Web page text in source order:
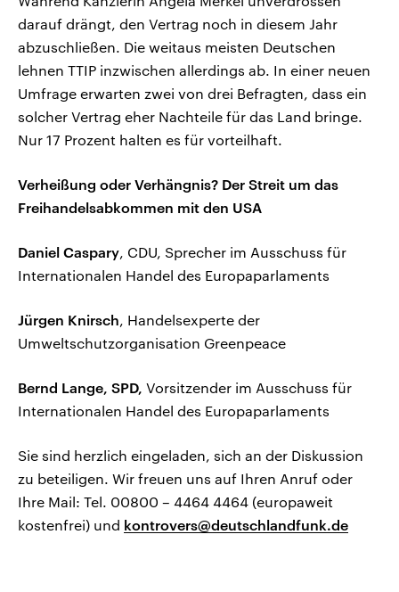
darauf drängt, den Vertrag noch in diesem Jahr
abzuschließen. Die weitaus meisten Deutschen
lehnen TTIP inzwischen allerdings ab. In einer neuen
Umfrage erwarten zwei von drei Befragten, dass ein
solcher Vertrag eher Nachteile für das Land bringe.
Nur 17 Prozent halten es für vorteilhaft.
Verheißung oder Verhängnis? Der Streit um das
Freihandelsabkommen mit den USA
Daniel Caspary, CDU, Sprecher im Ausschuss für
Internationalen Handel des Europaparlaments
Jürgen Knirsch, Handelsexperte der
Umweltschutzorganisation Greenpeace
Bernd Lange, SPD, Vorsitzender im Ausschuss für
Internationalen Handel des Europaparlaments
Sie sind herzlich eingeladen, sich an der Diskussion
zu beteiligen. Wir freuen uns auf Ihren Anruf oder
Ihre Mail: Tel. 00800 – 4464 4464 (europaweit
kostenfrei) und kontrovers@deutschlandfunk.de